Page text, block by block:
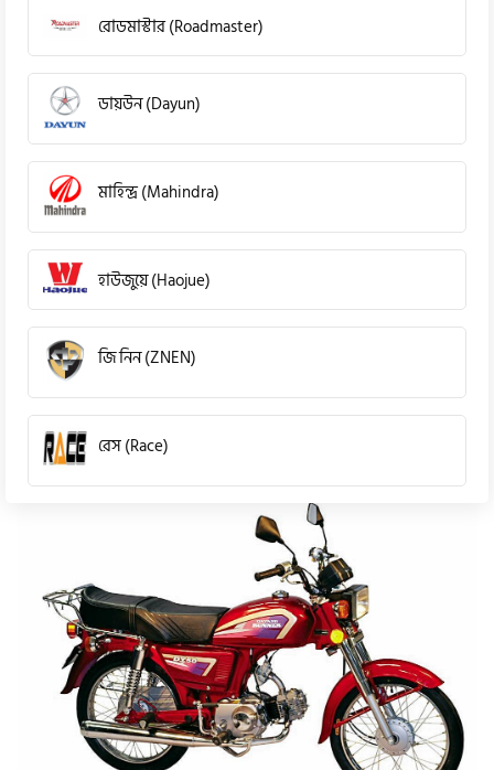
রোডমাস্টার (Roadmaster)
ডায়উন (Dayun)
মাহিন্দ্র (Mahindra)
হাউজুয়ে (Haojue)
জি নিন (ZNEN)
রেস (Race)
পেগাসাস (Pagasus)
এইচ পাওয়ার (H. Power)